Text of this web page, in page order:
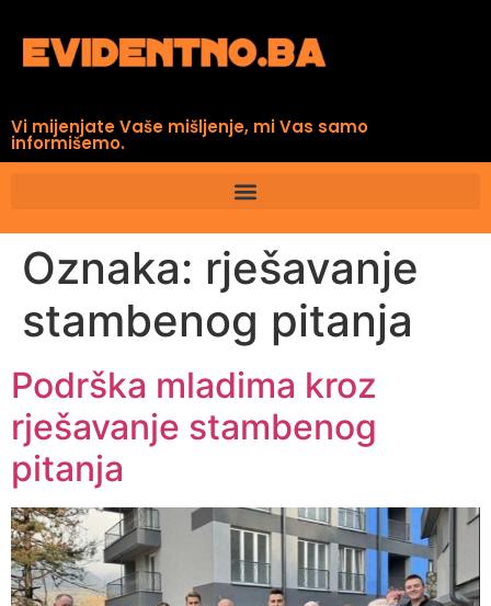
Vi mijenjate Vaše mišljenje, mi Vas samo
informišemo.
Oznaka: rješavanje
stambenog pitanja
Podrška mladima kroz
rješavanje stambenog
pitanja